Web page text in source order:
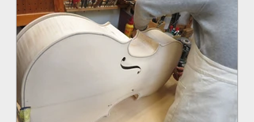
はがし、５mmほど天側モールドのア
ッパーを削る、という決断、ものすご
く大事なことである。後々後悔しな...